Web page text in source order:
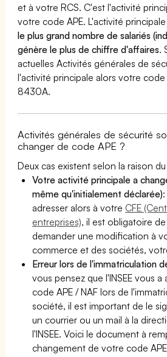
et à votre RCS. C'est l'activité
votre code APE. L'activité
le plus grand nombre de salariés
génère le plus de chiffre d'affaires.
actuelles Activités générales de
l'activité principale alors votre code
8430A.
Activités générales de sécurité
changer de code APE ?
Deux cas existent selon la raison
Votre activité principale a
même qu'initialement déclarée)
adresser alors à votre CFE
entreprises), il est obligatoire
demander une modification à
commerce et des sociétés,
Erreur lors de l'immatriculation
vous pensez que l'INSEE vous a
code APE / NAF lors de
société, il est important de le
un courrier ou un mail à la
l'INSEE. Voici le document à
changement de votre code